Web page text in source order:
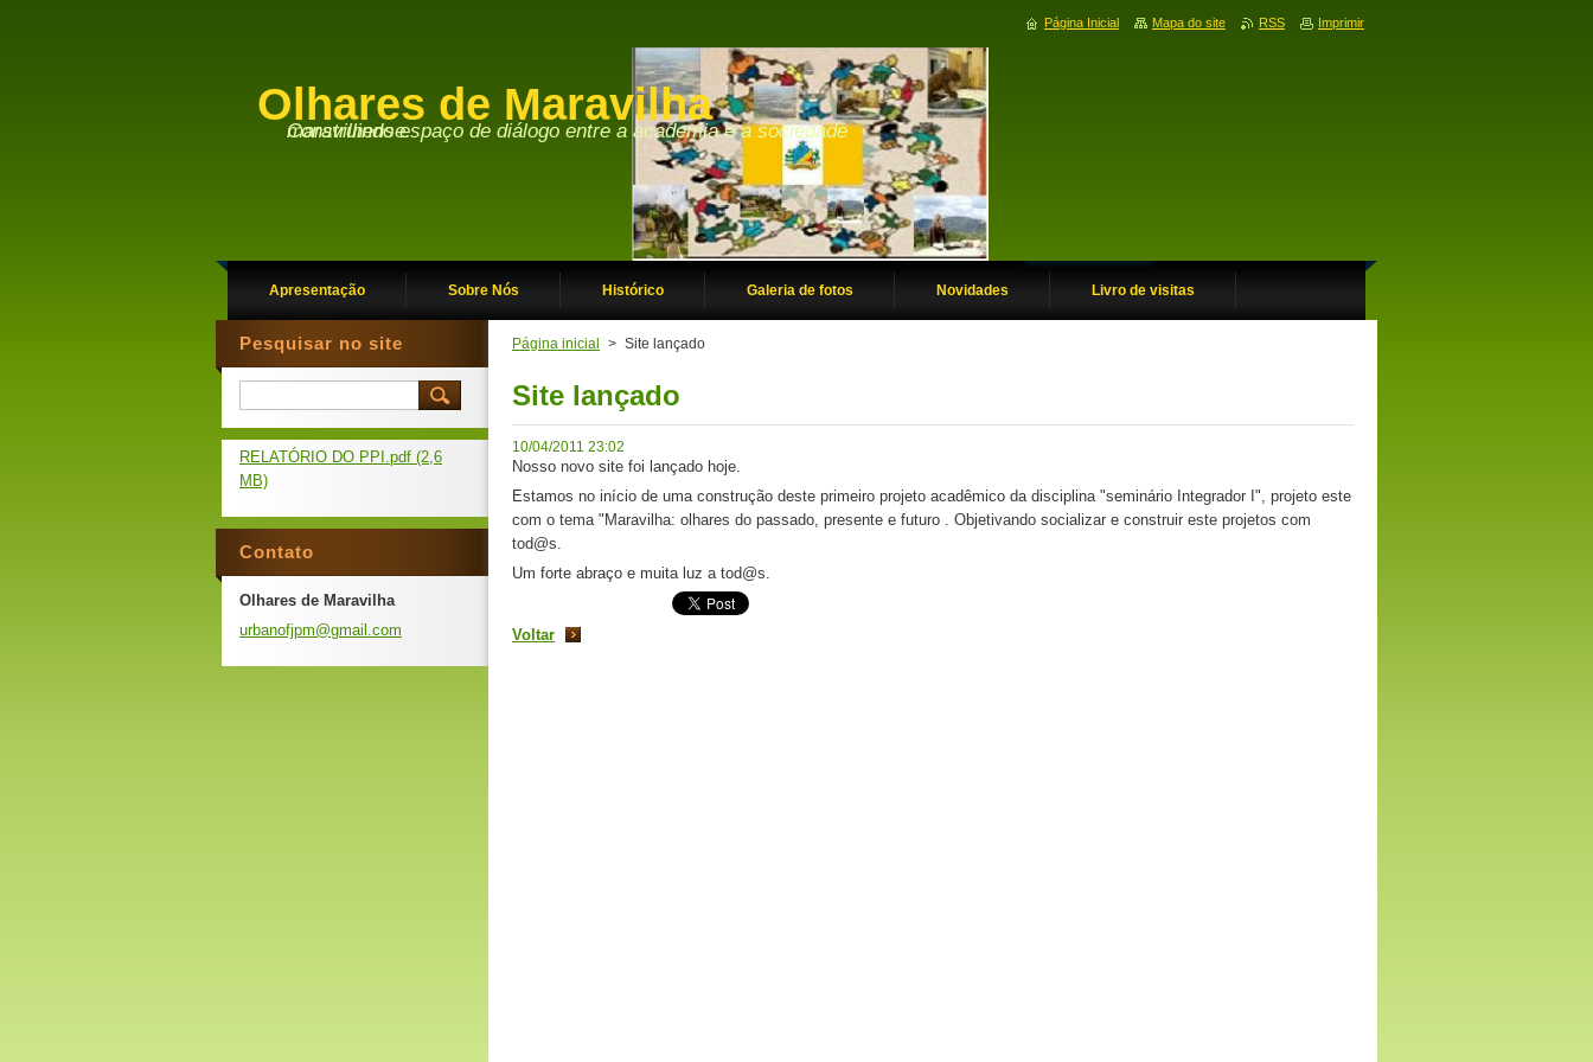
Olhares de Maravilha
Construindo espaço de diálogo entre a academia e a sociedade maravilhense.
Apresentação Sobre Nós Histórico Galeria de fotos Novidades Livro de visitas
Página inicial > Site lançado
Site lançado
10/04/2011 23:02
Nosso novo site foi lançado hoje.
Estamos no início de uma construção deste primeiro projeto acadêmico da disciplina "seminário Integrador I", projeto este
com o tema "Maravilha: olhares do passado, presente e futuro . Objetivando socializar e construir este projetos com
tod@s.
Um forte abraço e muita luz a tod@s.
Voltar
Pesquisar no site
RELATÓRIO DO PPI.pdf (2,6
MB)
Contato
Olhares de Maravilha
urbanofjpm@gmail .com
Página Inicial Mapa do site RSS Imprimir